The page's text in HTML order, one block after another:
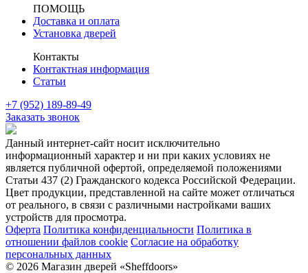
ПОМОЩЬ
Доставка и оплата
Установка дверей
Контакты
Контактная информация
Статьи
+7 (952) 189-89-49
Заказать звонок
Данный интернет-сайт носит исключительно
информационный характер и ни при каких условиях не
является публичной офертой, определяемой положениями
Статьи 437 (2) Гражданского кодекса Российской Федерации.
Цвет продукции, представленной на сайте может отличаться
от реального, в связи с различными настройками ваших
устройств для просмотра.
Оферта Политика конфиденциальности Политика в
отношении файлов cookie Согласие на обработку
персональных данных
© 2026 Магазин дверей «Sheffdoors»